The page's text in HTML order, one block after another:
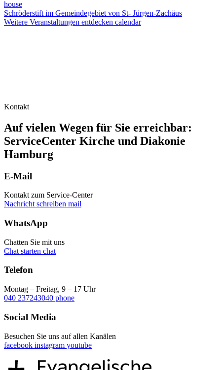
house
Schröderstift im Gemeindegebiet von St- Jürgen-Zachäus
Weitere Veranstaltungen entdecken calendar
Kontakt
Auf vielen Wegen für Sie erreichbar:
ServiceCenter Kirche und Diakonie
Hamburg
E-Mail
Kontakt zum Service-Center
Nachricht schreiben mail
WhatsApp
Chatten Sie mit uns
Chat starten chat
Telefon
Montag – Freitag, 9 – 17 Uhr
040 237243040 phone
Social Media
Besuchen Sie uns auf allen Kanälen
facebook instagram youtube